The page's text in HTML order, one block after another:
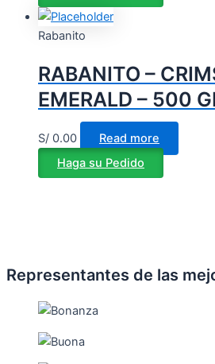
Rabanito
RABANITO –
EMERALD – 500
S/ 0.00
Read more
Haga su Pedido
Representantes de las